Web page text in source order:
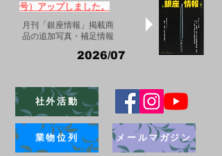
号）アップしました。
月刊「銀座情報」掲載商
品の追加写真・補足情報
2026/07
社外活動
業物位列 メールマガジン